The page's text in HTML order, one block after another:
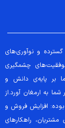
گسترده و نوآوری‌های
چشمگیری
بر پایه‌ی دانش و
به ارمغان آورد.از
افزایش فروش و
راهکارهای